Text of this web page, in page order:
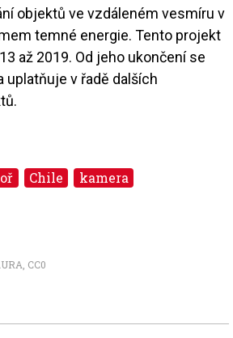
objektů ve vzdáleném vesmíru v
temné energie. Tento projekt
až 2019. Od jeho ukončení se
uplatňuje v řadě dalších
Chile kamera
CC0